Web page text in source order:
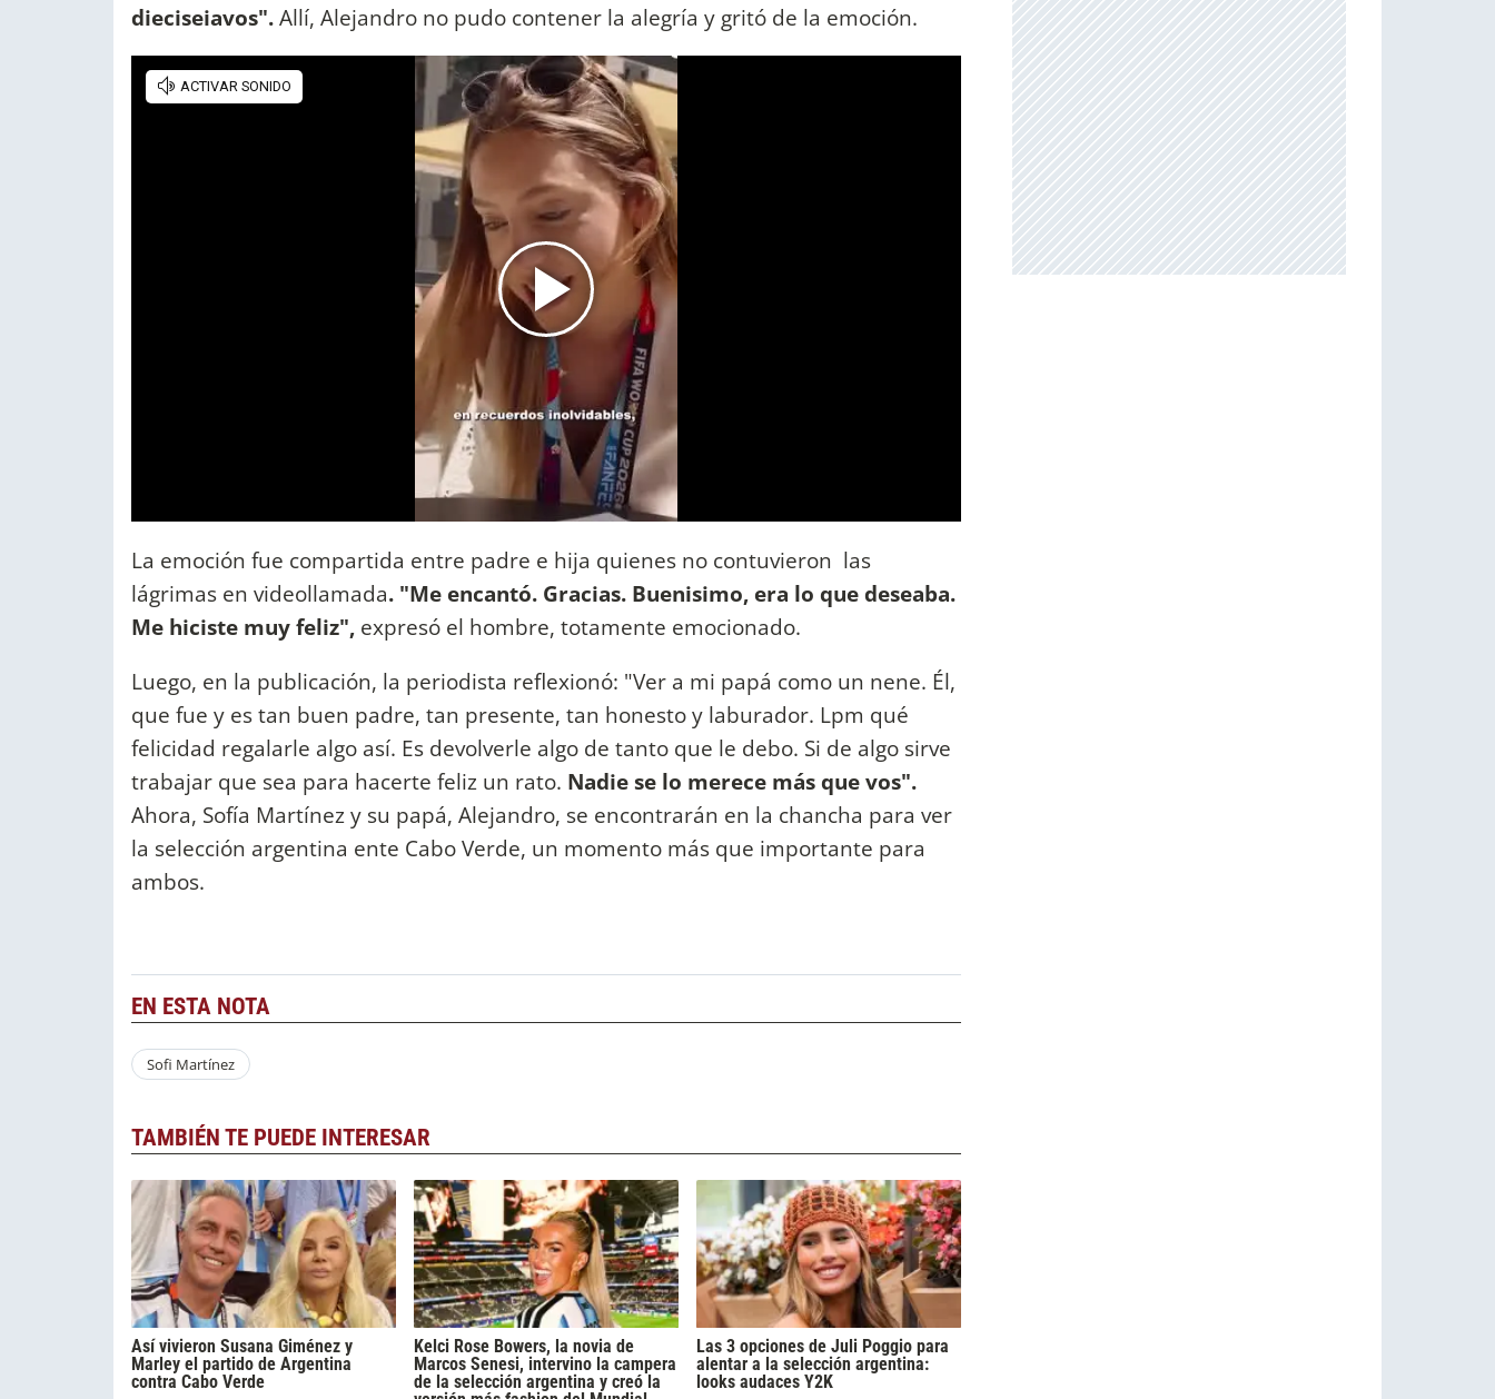
dieciseiavos".Allí, Alejandro no pudo contener la alegría y gritó de la emoción.
La emoción fue compartida entre padre e hija quienes no contuvieron las
lágrimas en videollamada. "Me encantó. Gracias. Buenisimo, era lo que deseaba.
Me hiciste muy feliz", expresó el hombre, totamente emocionado.
Luego, en la publicación, la periodista reflexionó: "Ver a mi papá como un nene. Él,
que fue y es tan buen padre, tan presente, tan honesto y laburador. Lpm qué
felicidad regalarle algo así. Es devolverle algo de tanto que le debo. Si de algo sirve
trabajar que sea para hacerte feliz un rato. Nadie se lo merece más que vos".
Ahora, Sofía Martínez y su papá, Alejandro, se encontrarán en la chancha para ver
la selección argentina ente Cabo Verde, un momento más que importante para
ambos.
EN ESTA NOTA
Sofi Martínez
TAMBIÉN TE PUEDE INTERESAR
Así vivieron Susana Giménez y
Marley el partido de Argentina
contra Cabo Verde
Kelci Rose Bowers, la novia de
Marcos Senesi, intervino la campera
de la selección argentina y creó la
Las 3 opciones de Juli Poggio para
alentar a la selección argentina:
looks audaces Y2K